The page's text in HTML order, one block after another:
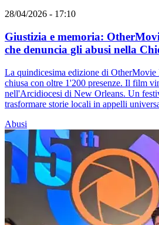
28/04/2026 - 17:10
Giustizia e memoria:
che denuncia gli abusi nella
La quindicesima edizione di
chiusa con oltre 1'200 presenze. Il film
nell'Arcidiocesi di New Orleans. Un
trasformare storie locali in appelli
Abusi